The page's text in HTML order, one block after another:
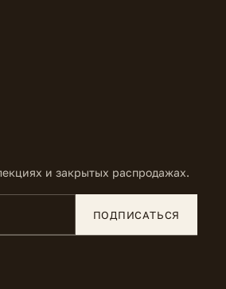
и закрытых распродажах.
ПОДПИСАТЬСЯ